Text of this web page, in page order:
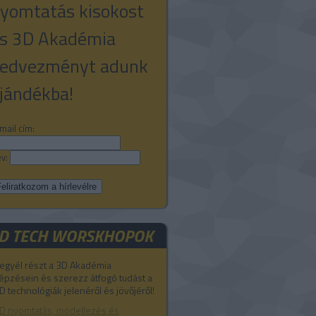
kisokost
3D Akadémia
adunk
cím:
TECH WORSKHOPOK
részt a 3D Akadémia
és szerezz átfogó tudást a
technológiák jelenéről és jövőjéről!
nyomtatás, modellezés és